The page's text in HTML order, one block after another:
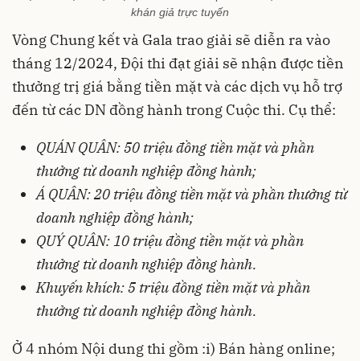
khán giả trực tuyến
Vòng Chung kết và Gala trao giải sẽ diễn ra vào
tháng 12/2024, Đội thi đạt giải sẽ nhận được tiền
thưởng trị giá bằng tiền mặt và các dịch vụ hỗ trợ
đến từ các DN đồng hành trong Cuộc thi. Cụ thể:
QUÁN QUÂN: 50 triệu đồng tiền mặt và phần
thưởng từ doanh nghiệp đồng hành;
Á QUÂN: 20 triệu đồng tiền mặt và phần thưởng từ
doanh nghiệp đồng hành;
QUÝ QUÂN: 10 triệu đồng tiền mặt và phần
thưởng từ doanh nghiệp đồng hành.
Khuyến khích: 5 triệu đồng tiền mặt và phần
thưởng từ doanh nghiệp đồng hành.
Ở 4 nhóm Nội dung thi gồm :i) Bán hàng online;